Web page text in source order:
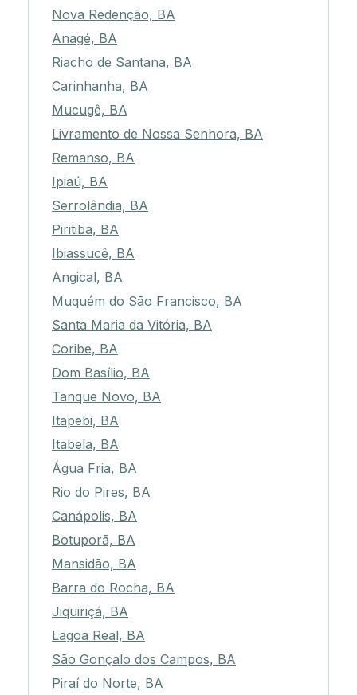
Nova Redenção, BA
Anagé, BA
Riacho de Santana, BA
Carinhanha, BA
Mucugê, BA
Livramento de Nossa Senhora, BA
Remanso, BA
Ipiaú, BA
Serrolândia, BA
Piritiba, BA
Ibiassucê, BA
Angical, BA
Muquém do São Francisco, BA
Santa Maria da Vitória, BA
Coribe, BA
Dom Basílio, BA
Tanque Novo, BA
Itapebi, BA
Itabela, BA
Água Fria, BA
Rio do Pires, BA
Canápolis, BA
Botuporã, BA
Mansidão, BA
Barra do Rocha, BA
Jiquiriçá, BA
Lagoa Real, BA
São Gonçalo dos Campos, BA
Piraí do Norte, BA